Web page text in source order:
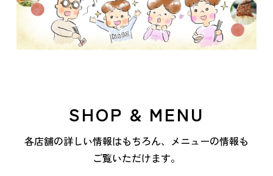
SHOP & MENU
各店舗の詳しい情報はもちろん、メニューの情報も
ご覧いただけます。